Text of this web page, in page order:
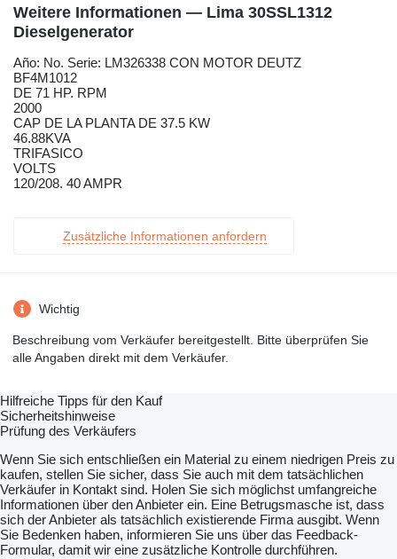
Weitere Informationen — Lima 30SSL1312
Dieselgenerator
Año: No. Serie: LM326338 CON MOTOR DEUTZ
BF4M1012
DE 71 HP. RPM
2000
CAP DE LA PLANTA DE 37.5 KW
46.88KVA
TRIFASICO
VOLTS
120/208. 40 AMPR
Zusätzliche Informationen anfordern
Wichtig
Beschreibung vom Verkäufer bereitgestellt. Bitte überprüfen Sie
alle Angaben direkt mit dem Verkäufer.
Hilfreiche Tipps für den Kauf
Sicherheitshinweise
Prüfung des Verkäufers
Wenn Sie sich entschließen ein Material zu einem niedrigen Preis zu
kaufen, stellen Sie sicher, dass Sie auch mit dem tatsächlichen
Verkäufer in Kontakt sind. Holen Sie sich möglichst umfangreiche
Informationen über den Anbieter ein. Eine Betrugsmasche ist, dass
sich der Anbieter als tatsächlich existierende Firma ausgibt. Wenn
Sie Bedenken haben, informieren Sie uns über das Feedback-
Formular, damit wir eine zusätzliche Kontrolle durchführen.